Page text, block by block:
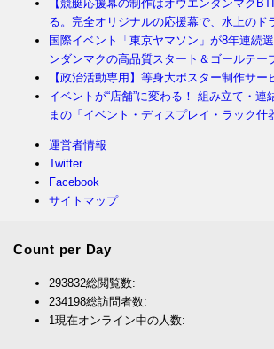
【競艇応援幕の制作はオウエンダンマク
る。完全オリジナルの応援幕で、水上のド
国際イベント「東京ヤマソン」が8年連続
ンダンマクの高品質スタート＆ゴールテー
【政治活動専用】等身大ポスター制作サー
イベントが“店舗”に変わる！ 組み立て・連
まの「イベント・ディスプレイ・ラック什
運営者情報
Twitter
Facebook
サイトマップ
Count per Day
293832総閲覧数:
234198総訪問者数:
1現在オンライン中の人数: